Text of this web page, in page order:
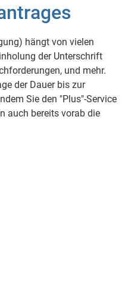
hängt von vielen
der Unterschrift
und mehr.
der Dauer bis zur
Sie den "Plus"-Service
auch bereits vorab die